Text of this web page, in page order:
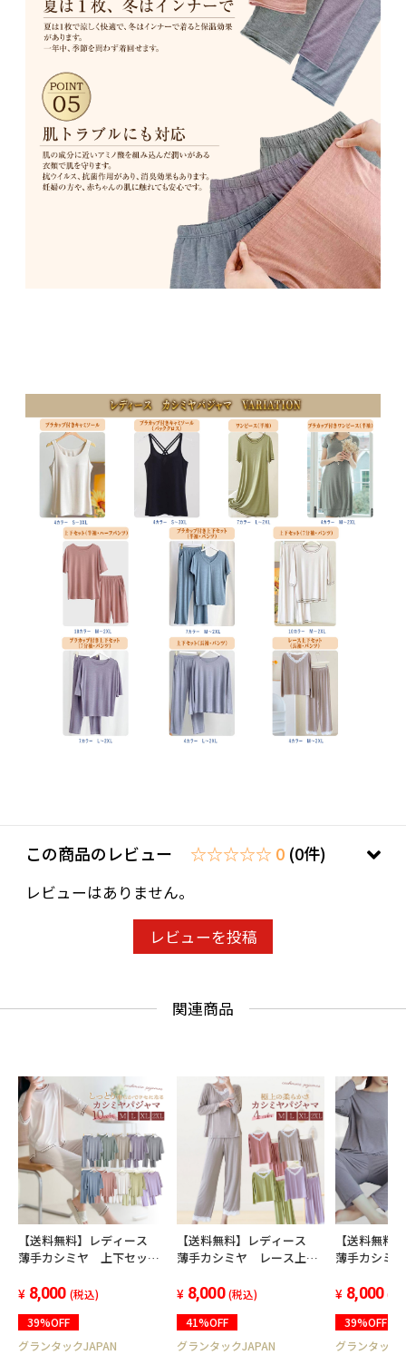
この商品のレビュー ☆☆☆☆☆ 0 (0件)
レビューはありません。
レビューを投稿
関連商品
【送料無料】レディース
薄手カシミヤ 上下セット
着 ルームウエア 高級カ
8,000 (税込)
39%OFF
グランタックJAPAN
【送料無料】レディース
薄手カシミヤ レース上下
部屋着 ルームウエア 高
8,000 (税込)
41%OFF
グランタックJAPAN
【送料無
薄手カシミ
ルームウエ
8,000 (税
39%OFF
グランタック